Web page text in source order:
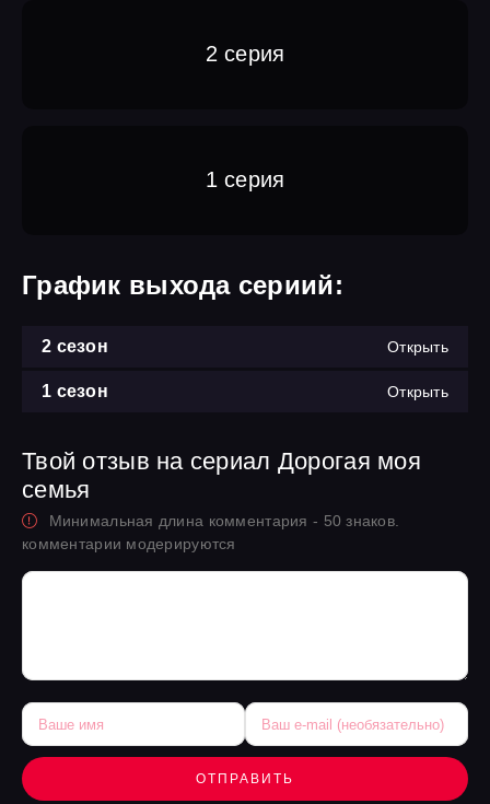
2 серия
1 серия
График выхода сериий:
2 сезон Открыть
1 сезон Открыть
Твой отзыв на сериал Дорогая моя
семья
Минимальная длина комментария - 50 знаков.
комментарии модерируются
ОТПРАВИТЬ